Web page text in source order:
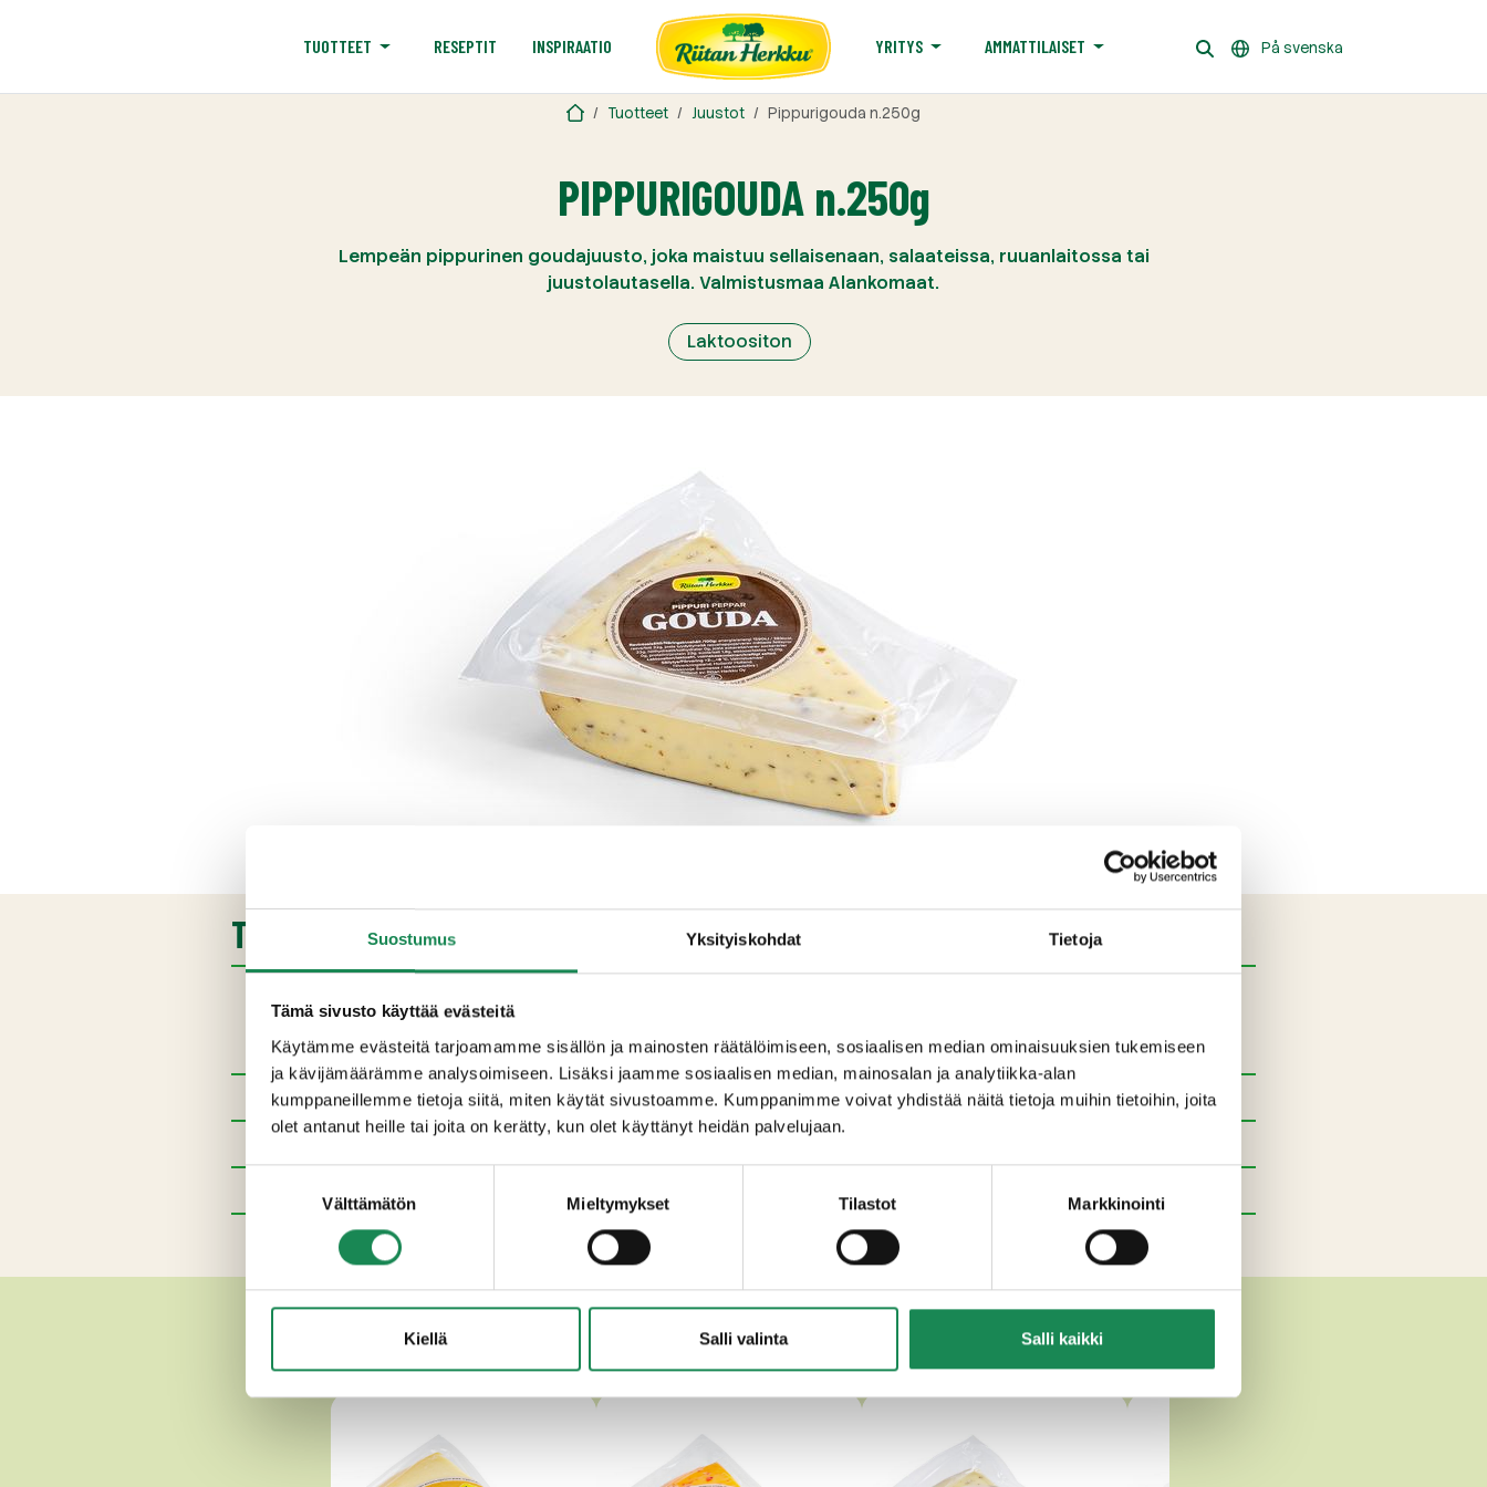
Suostumus Yksityiskohdat Tietoja
Tämä sivusto käyttää evästeitä
Käytämme evästeitä tarjoamamme sisällön ja mainosten räätälöimiseen, sosiaalisen median ominaisuuksien tukemiseen
ja kävijämäärämme analysoimiseen. Lisäksi jaamme sosiaalisen median, mainosalan ja analytiikka-alan
kumppaneillemme tietoja siitä, miten käytät sivustoamme. Kumppanimme voivat yhdistää näitä tietoja muihin tietoihin, joita
olet antanut heille tai joita on kerätty, kun olet käyttänyt heidän palvelujaan.
Välttämätön Mieltymykset Tilastot Markkinointi
Kiellä Salli valinta Salli kaikki
TUOTTEET RESEPTIT INSPIRAATIO YRITYS AMMATTILAISET På svenska
Tuotteet Juustot Pippurigouda n.250g
PIPPURIGOUDA n.250g
Lempeän pippurinen goudajuusto, joka maistuu sellaisenaan, salaateissa, ruuanlaitossa tai
juustolautasella. Valmistusmaa Alankomaat.
Laktoositon
TUOTETIEDOT
Pakkauskoot
Erikoisruokavaliot
Ravintosisältö
Lisätiedot
MUUT HERKULLISET VAKUUMIPAKATUT JUUSTOT